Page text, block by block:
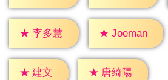
★ 李多慧 ★ Joeman
★ 建文 ★ 唐綺陽